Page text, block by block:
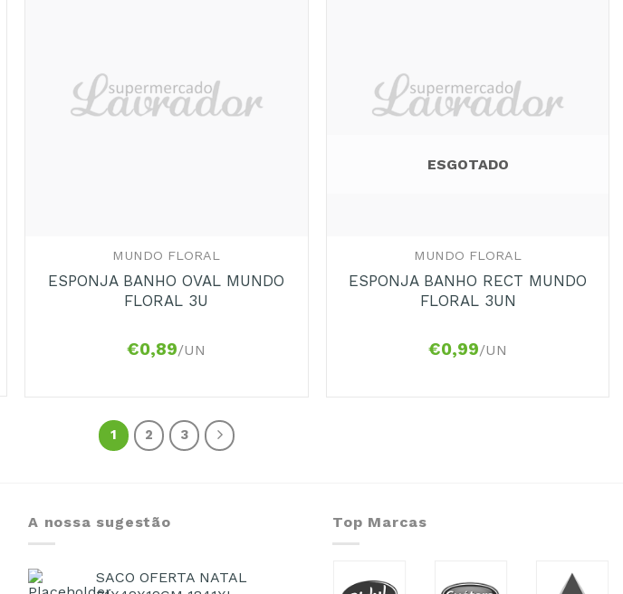
MUNDO FLORAL
ESPONJA BANHO OVAL MUNDO
FLORAL 3U
€0,89/UN
ESGOTADO
MUNDO FLORAL
ESPONJA BANHO RECT MUNDO
FLORAL 3UN
€0,99/UN
1 2 3
A nossa sugestão
SACO OFERTA NATAL
Top Marcas